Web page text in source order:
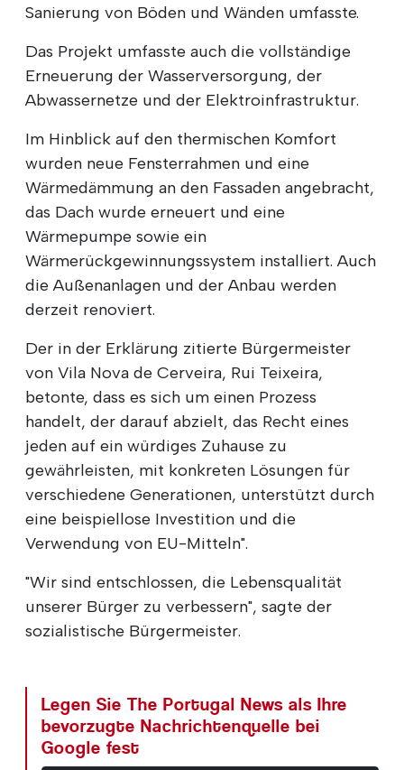
Sanierung von Böden und Wänden umfasste.
Das Projekt umfasste auch die vollständige
Erneuerung der Wasserversorgung, der
Abwassernetze und der Elektroinfrastruktur.
Im Hinblick auf den thermischen Komfort
wurden neue Fensterrahmen und eine
Wärmedämmung an den Fassaden angebracht,
das Dach wurde erneuert und eine
Wärmepumpe sowie ein
Wärmerückgewinnungssystem installiert. Auch
die Außenanlagen und der Anbau werden
derzeit renoviert.
Der in der Erklärung zitierte Bürgermeister
von Vila Nova de Cerveira, Rui Teixeira,
betonte, dass es sich um einen Prozess
handelt, der darauf abzielt, das Recht eines
jeden auf ein würdiges Zuhause zu
gewährleisten, mit konkreten Lösungen für
verschiedene Generationen, unterstützt durch
eine beispiellose Investition und die
Verwendung von EU-Mitteln".
"Wir sind entschlossen, die Lebensqualität
unserer Bürger zu verbessern", sagte der
sozialistische Bürgermeister.
Legen Sie The Portugal News als Ihre
bevorzugte Nachrichtenquelle bei
Google fest